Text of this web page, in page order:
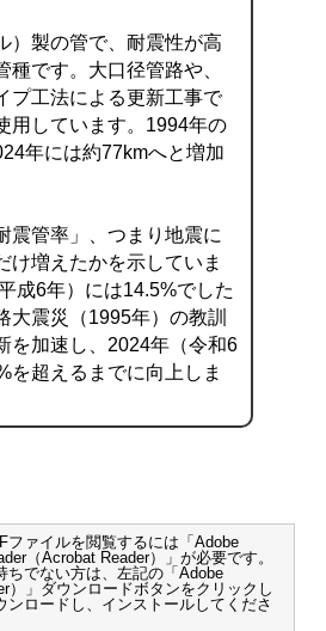
製の管で、耐震性が高
種です。大口径管路や、
プ工法による更新工事で
用しています。1994年の
年には約77kmへと増加
管率」、つまり地震に
け増えたかを示していま
成6年）には14.5%でした
大震災（1995年）の教訓
を加速し、2024年（令和6
を超えるまでに向上しま
ファイルを閲覧するには「Adobe
（Acrobat Reader）」が必要です。
ちでない方は、左記の「Adobe
）」ダウンロードボタンをクリックし
ンロードし、インストールしてくださ